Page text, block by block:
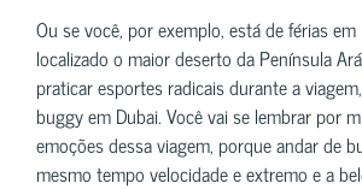
Ou se você, por exemplo, está de férias
localizado o maior deserto da Península
praticar esportes radicais durante a
buggy em Dubai. Você vai se lembrar por
emoções dessa viagem, porque andar de
mesmo tempo velocidade e extremo e a